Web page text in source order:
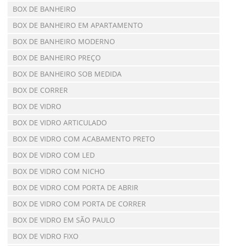
BOX DE BANHEIRO
BOX DE BANHEIRO EM APARTAMENTO
BOX DE BANHEIRO MODERNO
BOX DE BANHEIRO PREÇO
BOX DE BANHEIRO SOB MEDIDA
BOX DE CORRER
BOX DE VIDRO
BOX DE VIDRO ARTICULADO
BOX DE VIDRO COM ACABAMENTO PRETO
BOX DE VIDRO COM LED
BOX DE VIDRO COM NICHO
BOX DE VIDRO COM PORTA DE ABRIR
BOX DE VIDRO COM PORTA DE CORRER
BOX DE VIDRO EM SÃO PAULO
BOX DE VIDRO FIXO